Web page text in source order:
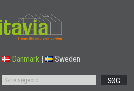
Danmark Sweden
SØG